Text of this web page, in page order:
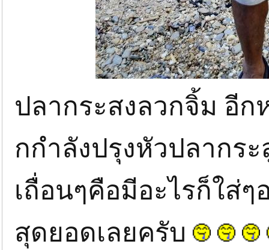
ปลากระสงลวกจิ้ม อี
กกำลังปรุงหัวปลากร
เถื่อนๆคือมีอะไรก็ใส่
สุดยอดเลยครับ